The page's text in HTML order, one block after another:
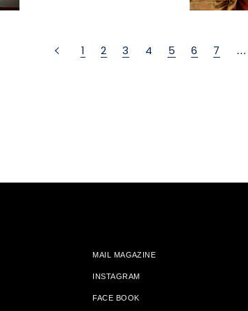
1 2 3 4 5 6 7 …
MAIL MAGAZINE
INSTAGRAM
FACE BOOK